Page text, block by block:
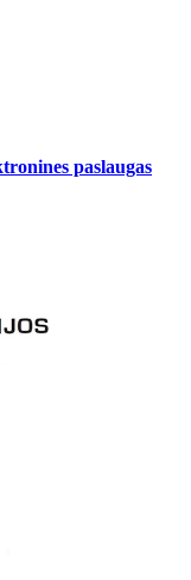
paslaugas